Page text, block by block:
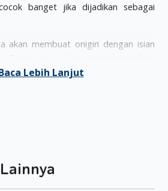
banget jika dijadikan sebagai
akan membuat onigiri dengan isian
sangat sehat, terutama karena ikan